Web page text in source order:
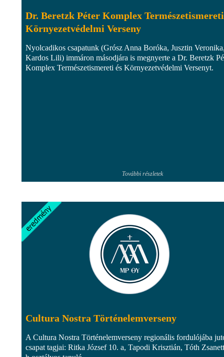
Dr. Beretzk Péter Komplex
Környezetvédelmi Verseny
Nyolcadikos csapatunk (Grósz Anna Boróka, Jusztin
Kardos Lili) immáron másodjára is megnyerte a Dr. Beretzk
Komplex Természetismereti és Környezetvédelmi Versenyt.
További részletek
Cultura Nostra Történelemverseny
A Cultura Nostra Történelemverseny regionális fordulójába
csapat tagjai: Ritka József 10. a, Tapodi Krisztián, Tóth